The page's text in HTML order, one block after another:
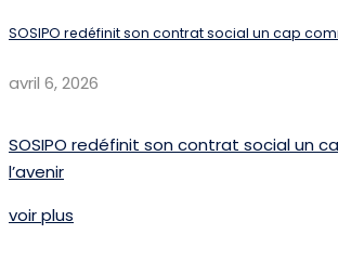
SOSIPO redéfinit son contrat social un cap
avril 6, 2026
SOSIPO redéfinit son contrat social un
l’avenir
voir plus